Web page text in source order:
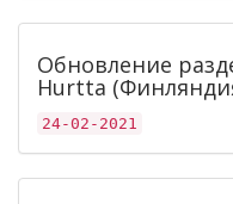
Обновление
Hurtta
24-02-2021